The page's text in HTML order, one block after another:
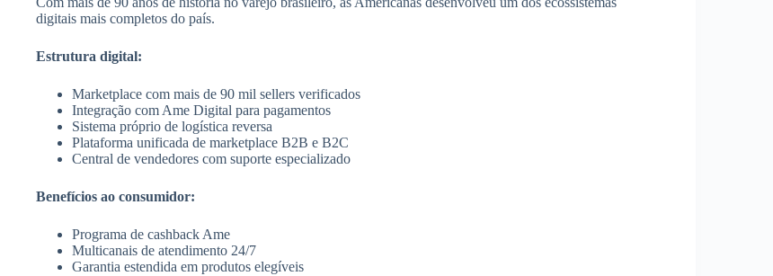
digitais mais completos do país.
Estrutura digital:
Marketplace com mais de 90 mil sellers verificados
Integração com Ame Digital para pagamentos
Sistema próprio de logística reversa
Plataforma unificada de marketplace B2B e B2C
Central de vendedores com suporte especializado
Benefícios ao consumidor:
Programa de cashback Ame
Multicanais de atendimento 24/7
Garantia estendida em produtos elegíveis